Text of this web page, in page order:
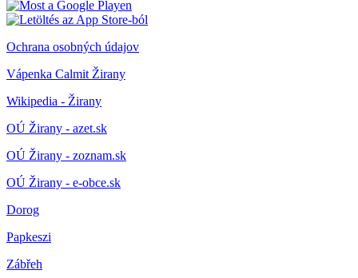
Ochrana osobných údajov
Vápenka Calmit Žirany
Wikipedia - Žirany
OÚ Žirany - azet.sk
OÚ Žirany - zoznam.sk
OÚ Žirany - e-obce.sk
Dorog
Papkeszi
Zábřeh